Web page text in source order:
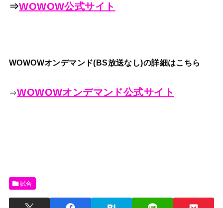
⇒WOWOW公式サイト
WOWOWオンデマンド(BS放送なし)の詳細はこちら
⇒WOWOWオンデマンド公式サイト
試合